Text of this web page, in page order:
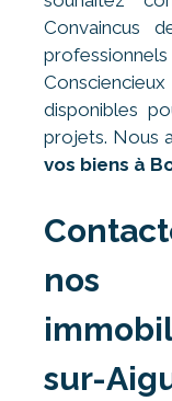
Convaincus
disponibles
projets. Nous
vos biens à
nos
sur-